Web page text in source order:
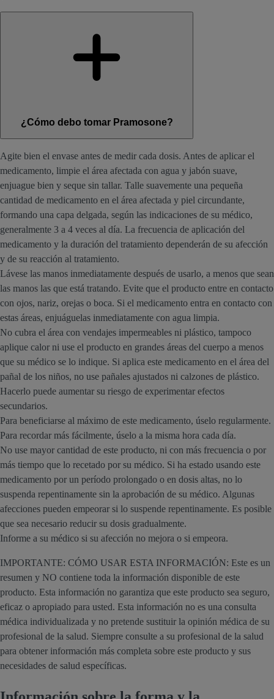
¿Cómo debo tomar Pramosone?
Agite bien el envase antes de medir cada dosis. Antes de aplicar el
medicamento, limpie el área afectada con agua y jabón suave,
enjuague bien y seque sin tallar. Talle suavemente una pequeña
cantidad de medicamento en el área afectada y piel circundante,
formando una capa delgada, según las indicaciones de su médico,
generalmente 3 a 4 veces al día. La frecuencia de aplicación del
medicamento y la duración del tratamiento dependerán de su afección
y de su reacción al tratamiento.
Lávese las manos inmediatamente después de usarlo, a menos que sean
las manos las que está tratando. Evite que el producto entre en contacto
con ojos, nariz, orejas o boca. Si el medicamento entra en contacto con
estas áreas, enjuáguelas inmediatamente con agua limpia.
No cubra el área con vendajes impermeables ni plástico, tampoco
aplique calor ni use el producto en grandes áreas del cuerpo a menos
que su médico se lo indique. Si aplica este medicamento en el área del
pañal de los niños, no use pañales ajustados ni calzones de plástico.
Hacerlo puede aumentar su riesgo de experimentar efectos
secundarios.
Para beneficiarse al máximo de este medicamento, úselo regularmente.
Para recordar más fácilmente, úselo a la misma hora cada día.
No use mayor cantidad de este producto, ni con más frecuencia o por
más tiempo que lo recetado por su médico. Si ha estado usando este
medicamento por un período prolongado o en dosis altas, no lo
suspenda repentinamente sin la aprobación de su médico. Algunas
afecciones pueden empeorar si lo suspende repentinamente. Es posible
que sea necesario reducir su dosis gradualmente.
Informe a su médico si su afección no mejora o si empeora.
IMPORTANTE: CÓMO USAR ESTA INFORMACIÓN: Este es un
resumen y NO contiene toda la información disponible de este
producto. Esta información no garantiza que este producto sea seguro,
eficaz o apropiado para usted. Esta información no es una consulta
médica individualizada y no pretende sustituir la opinión médica de su
profesional de la salud. Siempre consulte a su profesional de la salud
para obtener información más completa sobre este producto y sus
necesidades de salud específicas.